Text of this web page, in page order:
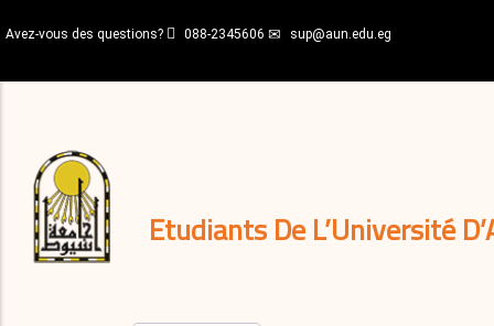
au
principal
Avez-vous des questions? 088-2345606 sup@aun.edu.eg
Etudiants De L’Université
décisions
Expatriés
Journal